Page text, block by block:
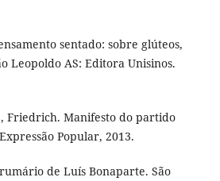
sentado: sobre glúteos,
Leopoldo AS: Editora Unisinos.
Friedrich. Manifesto do partido
Popular, 2013.
de Luís Bonaparte. São